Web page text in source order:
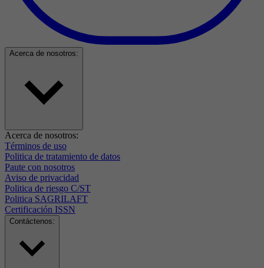
Acerca de nosotros:
Acerca de nosotros:
Términos de uso
Politica de tratamiento de datos
Paute con nosotros
Aviso de privacidad
Politica de riesgo C/ST
Politica SAGRILAFT
Certificación ISSN
Contáctenos: